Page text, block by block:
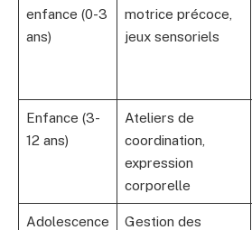
enfance (0-3
ans)
motrice précoce,
jeux sensoriels
Enfance (3-
12 ans)
Ateliers de
coordination,
expression
corporelle
Adolescence
Gestion des